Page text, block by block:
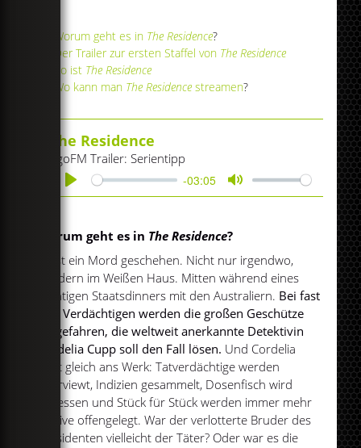
Worum geht es inThe Residence?
Der Trailer zur ersten Staffel von The Residence
So ist The Residence
Wo kann man The Residencestreamen?
The Residence
egoFM Trailer: Serientipp
Play
-03:05
Mute
Worum geht es in The Residence?
Es ist ein Mord geschehen. Nicht nur irgendwo,
sondern im Weißen Haus. Mitten während eines
wichtigen Staatsdinners mit den Australiern. Bei fast
200 Verdächtigen werden die großen Geschütze
aufgefahren, die weltweit anerkannte Detektivin
Cordelia Cupp soll den Fall lösen. Und Cordelia
geht gleich ans Werk: Tatverdächtige werden
interviewt, Indizien gesammelt, Dosenfisch wird
gegessen und Stück für Stück werden immer mehr
Motive offengelegt. War der verlotterte Bruder des
Präsidenten vielleicht der Täter? Oder war es die